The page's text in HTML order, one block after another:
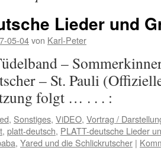
Lieder und
05-04von Karl-Peter
–
– St. Pauli
folgt … . . . :
, Sonstiges, ViDEO, Vortrag /
, platt-deutsch, PLATT-deutsche Lieder
, Yared und die Schlickrutscher |